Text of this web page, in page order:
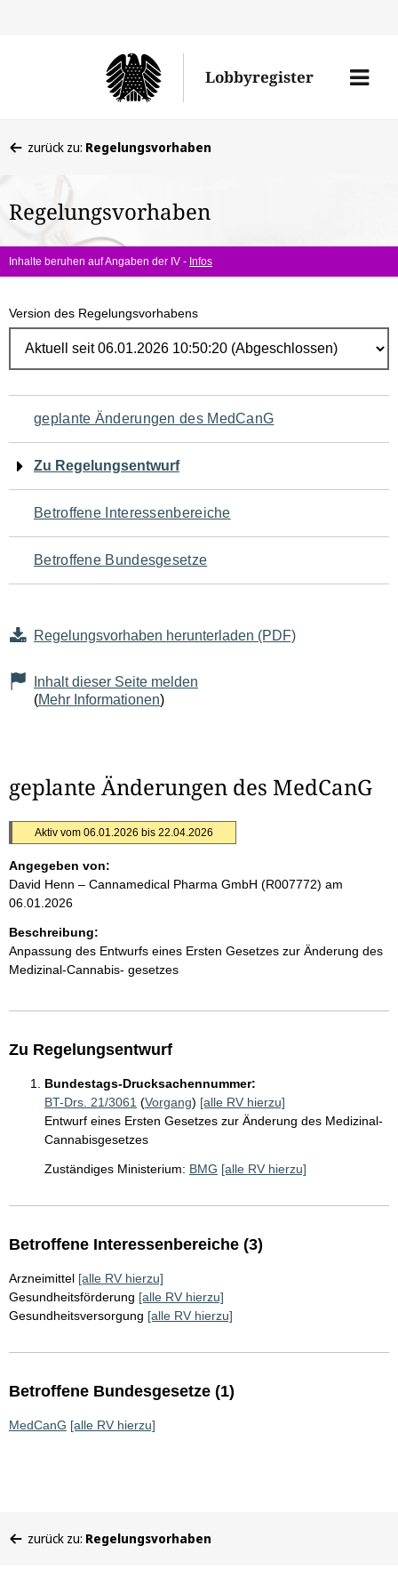
Lobbyregister
Menü
befinden
hier:
zurück zu: Regelungsvorhaben
Regelungsvorhaben
Inhalte beruhen auf Angaben der IV - Infos
Version des Regelungsvorhabens
Navigation
für
den
Seiteninhalt
geplante Änderungen des MedCanG
Zu Regelungsentwurf
Betroffene Interessenbereiche
Betroffene Bundesgesetze
Regelungsvorhaben herunterladen (PDF)
Inhalt dieser Seite melden
(Mehr Informationen)
geplante Änderungen des MedCanG
Aktiv vom 06.01.2026 bis 22.04.2026
Angegeben von:
David Henn – Cannamedical Pharma GmbH (R007772) am
06.01.2026
Beschreibung:
Anpassung des Entwurfs eines Ersten Gesetzes zur Änderung des
Medizinal-Cannabis- gesetzes
Zu Regelungsentwurf
Bundestags-Drucksachennummer:
BT-Drs. 21/3061 (Vorgang) [alle RV hierzu]
Entwurf eines Ersten Gesetzes zur Änderung des Medizinal-
Cannabisgesetzes
Zuständiges Ministerium: BMG [alle RV hierzu]
Betroffene Interessenbereiche (3)
Arzneimittel [alle RV hierzu]
Gesundheitsförderung [alle RV hierzu]
Gesundheitsversorgung [alle RV hierzu]
Betroffene Bundesgesetze (1)
MedCanG [alle RV hierzu]
befinden
zurück zu: Regelungsvorhaben